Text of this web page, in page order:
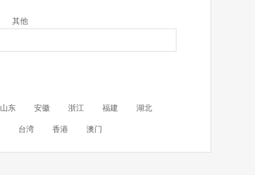
其他
山东 安徽 浙江 福建 湖北
台湾 香港 澳门